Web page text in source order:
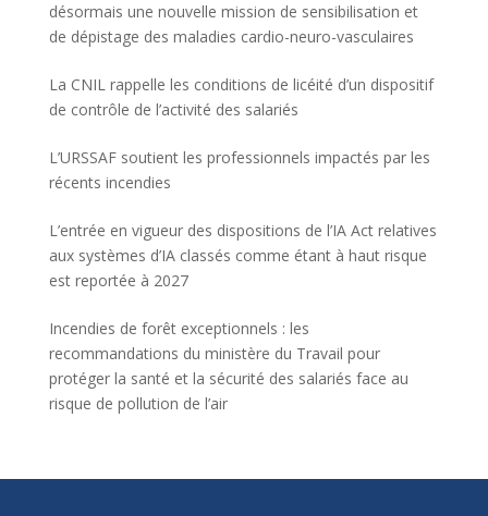
désormais une nouvelle mission de sensibilisation et
de dépistage des maladies cardio-neuro-vasculaires
La CNIL rappelle les conditions de licéité d’un dispositif
de contrôle de l’activité des salariés
L’URSSAF soutient les professionnels impactés par les
récents incendies
L’entrée en vigueur des dispositions de l’IA Act relatives
aux systèmes d’IA classés comme étant à haut risque
est reportée à 2027
Incendies de forêt exceptionnels : les
recommandations du ministère du Travail pour
protéger la santé et la sécurité des salariés face au
risque de pollution de l’air